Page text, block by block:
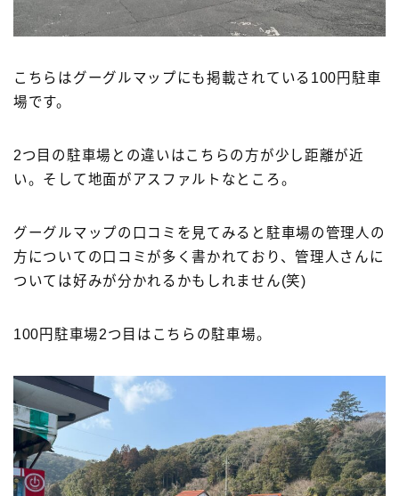
こちらはグーグルマップにも掲載されている100円駐車
場です。
2つ目の駐車場との違いはこちらの方が少し距離が近
い。そして地面がアスファルトなところ。
グーグルマップの口コミを見てみると駐車場の管理人の
方についての口コミが多く書かれており、管理人さんに
ついては好みが分かれるかもしれません(笑)
100円駐車場2つ目はこちらの駐車場。